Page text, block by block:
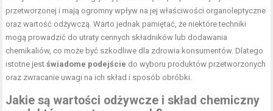
przetworzonej i mają ogromny wpływ na jej właściwości organoleptyczne
oraz wartość odżywczą. Warto jednak pamiętać, że niektóre techniki
mogą prowadzić do utraty cennych składników lub dodawania
chemikaliów, co może być szkodliwe dla zdrowia konsumentów. Dlatego
istotne jestświadome podejście do wyboru produktów przetworzonych
oraz zwracanie uwagi na ich skład i sposób obróbki.
Jakie są wartości odżywcze i skład chemiczny